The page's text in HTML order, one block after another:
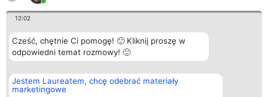
12:02
Cześć, chętnie Ci pomogę! 🙂 Kliknij proszę w
odpowiedni temat rozmowy! 🙂
Jestem Laureatem, chcę odebrać materiały
marketingowe
Organizator plebiscytu
Bright Side Solutions sp. z o.
o. sp. k.
Plebiscyt
Laureaci
Kontakt
Kontakt